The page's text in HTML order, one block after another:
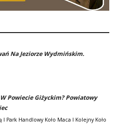
Na Jeziorze Wydmińskim.
Powiecie Giżyckim? Powiatowy
Park Handlowy Koło Maca I Kolejny Koło